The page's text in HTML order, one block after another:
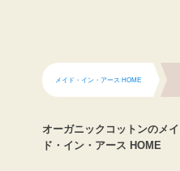
メイド・イン・アース HOME
オーガニックコットンのメイ
ド・イン・アース HOME